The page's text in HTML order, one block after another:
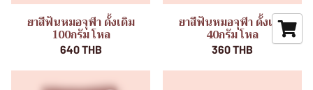
ยาสีฟันหมอจุฬา ดั้งเดิม
100กรัม โหล
640 THB
ยาสีฟันหมอจุฬา ดั้งเดิม
40กรัม โหล
360 THB